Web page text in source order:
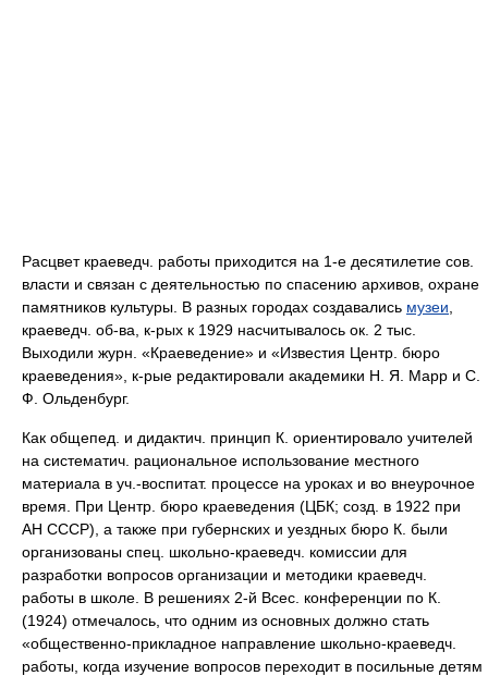
Расцвет краеведч. работы приходится на 1-е десятилетие сов.
власти и связан с деятельностью по спасению архивов, охране
памятников культуры. В разных городах создавались музеи
краеведч. об-ва, к-рых к 1929 насчитывалось ок. 2 тыс.
Выходили журн. «Краеведение» и «Известия Центр. бюро
краеведения», к-рые редактировали академики Н. Я. Марр и С.
Ф. Ольденбург.
Как общепед. и дидактич. принцип К. ориентировало учителей
на систематич. рациональное использование местного
материала в уч.-воспитат. процессе на уроках и во внеурочное
время. При Центр. бюро краеведения (ЦБК; созд. в 1922 при
АН СССР), а также при губернских и уездных бюро К. были
организованы спец. школьно-краеведч. комиссии для
разработки вопросов организации и методики краеведч.
работы в школе. В решениях 2-й Всес. конференции по К.
(1924) отмечалось, что одним из основных должно стать
«общественно-прикладное направление школьно-краеведч.
работы, когда изучение вопросов переходит в посильные детям